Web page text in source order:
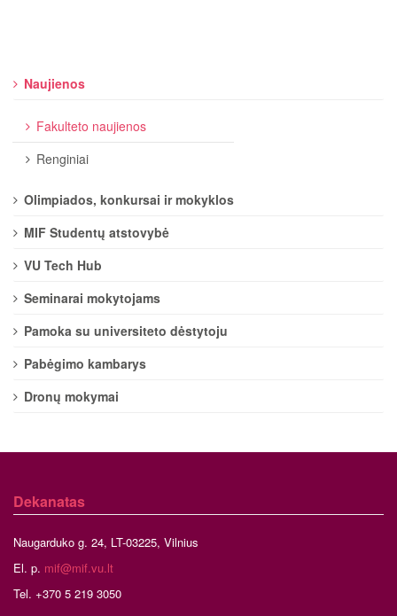
Naujienos
Fakulteto naujienos
Renginiai
Olimpiados, konkursai ir mokyklos
MIF Studentų atstovybė
VU Tech Hub
Seminarai mokytojams
Pamoka su universiteto dėstytoju
Pabėgimo kambarys
Dronų mokymai
Dekanatas
Naugarduko g. 24, LT-03225, Vilnius
El. p. mif@mif.vu.lt
Tel. +370 5 219 3050